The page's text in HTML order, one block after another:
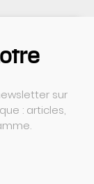
sur
: articles,